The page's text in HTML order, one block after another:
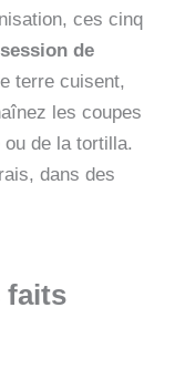
ces cinq
de
terre cuisent,
les coupes
de la tortilla.
dans des
faits